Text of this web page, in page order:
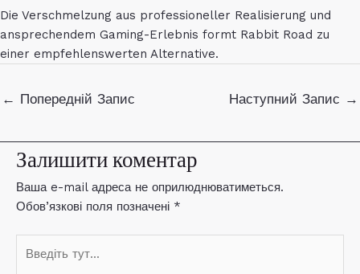
Die Verschmelzung aus professioneller Realisierung und
ansprechendem Gaming-Erlebnis formt Rabbit Road zu
einer empfehlenswerten Alternative.
Навігація
← Попередній Запис Наступний Запис →
Залишити коментар
Ваша e-mail адреса не оприлюднюватиметься.
Обов’язкові поля позначені *
тут...